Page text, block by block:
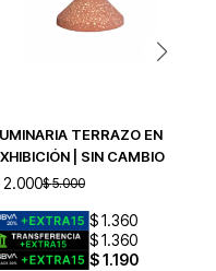
TERRAZO EN
| SIN CAMBIO
2.000$ 5.000
$ 1.360
$ 1.360
$ 1.190